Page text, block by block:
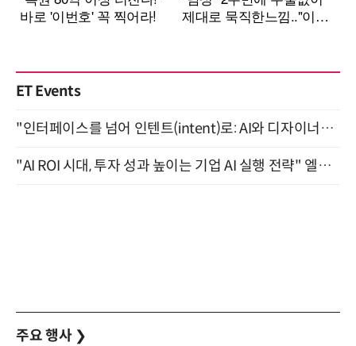
ET Events
"인터페이스를 넘어 인텐트(intent)로: AI와 디자이너가 함께 만드는 공존의 UX" 강남역 (9/2)
"AI ROI 시대, 투자 성과 높이는 기업 AI 실행 전략" 엘타워 6층 (9월 18일)
주요 행사 ❯